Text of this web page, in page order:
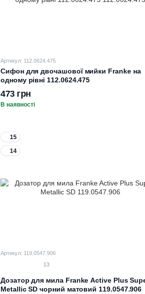
Артикул: 112.0624.475
Сифон для двочашової мийки Franke на
одному рівні 112.0624.475
473 грн
В наявності
15
14
Артикул: 119.0547.906
13
Дозатор для мила Franke Active Plus
Metallic SD чорний матовий 119.0547.906